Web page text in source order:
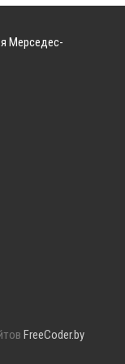
Мерседес-
FreeCoder.by